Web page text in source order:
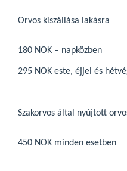
Orvos kiszállása lakásra
180 NOK – napközben
295 NOK este, éjjel és
Szakorvos által nyújtott
450 NOK minden esetben